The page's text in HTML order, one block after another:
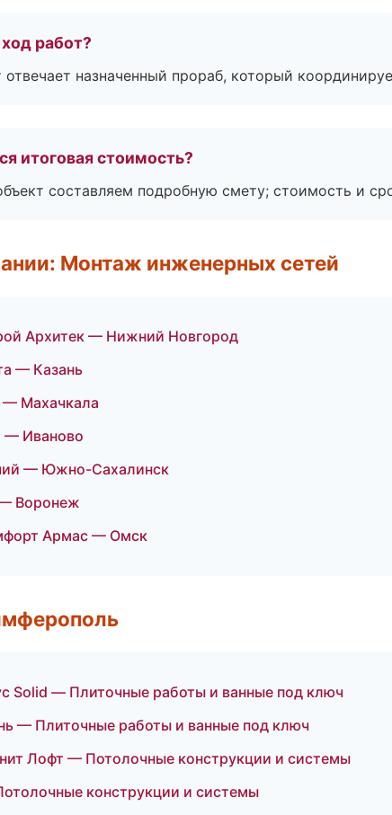
работ?
назначенный прораб, который
итоговая стоимость?
составляем подробную смету; стоимость и
Монтаж инженерных сетей
Архитек — Нижний Новгород
— Казань
Махачкала
— Иваново
— Южно-Сахалинск
Воронеж
Армас — Омск
Solid — Плиточные работы и ванные под ключ
— Плиточные работы и ванные под ключ
Лофт — Потолочные конструкции и системы
конструкции и системы